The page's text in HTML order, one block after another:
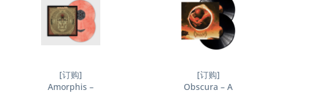
[订购]
Amorphis –
[订购]
Obscura ‎– A